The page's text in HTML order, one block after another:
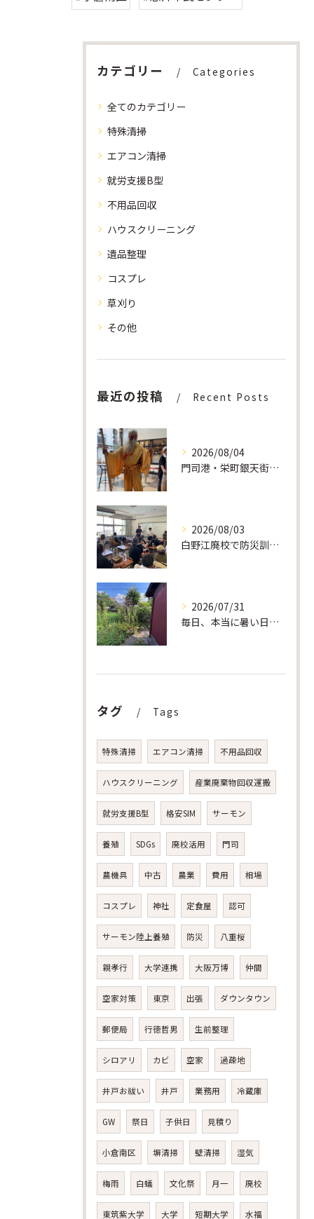
カテゴリー Categories
全てのカテゴリー
特殊清掃
エアコン清掃
就労支援B型
不用品回収
ハウスクリーニング
遺品整理
コスプレ
草刈り
その他
最近の投稿 Recent Posts
2026/08/04
門司港・栄町銀天街「夜市」にボランティア参加しました。地域の笑顔をつなぐ大切な時間
2026/08/03
白野江廃校で防災訓練を実施しました。「避難したい」の一言から始まった地域の防災活動
2026/07/31
毎日、本当に暑い日が続いています。 私たちは毎日、遺品整理や片付けだけでなく、庭掃除、草刈り、草抜き、庭木の伐採・剪定などのご依頼で外作業をしています。
タグ Tags
特殊清掃 エアコン清掃 不用品回収
ハウスクリーニング 産業廃棄物回収運搬
就労支援B型 格安SIM サーモン
養殖 SDGs 廃校活用 門司
農機具 中古 農業 費用 相場
コスプレ 神社 定食屋 認可
サーモン陸上養殖 防災 八重桜
親孝行 大学連携 大阪万博 仲間
空家対策 東京 出張 ダウンタウン
郵便局 行徳哲男 生前整理
シロアリ カビ 空家 過疎地
井戸お祓い 井戸 業務用 冷蔵庫
GW 祭日 子供日 見積り
小倉南区 塀清掃 壁清掃 湿気
梅雨 白蟻 文化祭 月一 廃校
東筑紫大学 大学 短期大学 水福